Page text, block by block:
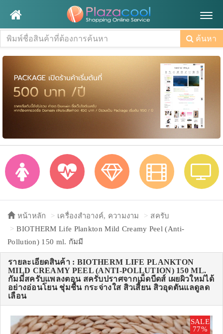
ค้นหา
หน้าหลัก เครื่องสำอางค์, ความงาม
สครับ
BIOTHERM Life Plankton Mild Creamy Peel (Anti-
Pollution) 150 ml. กัมมี
รายละเอียดสินค้า : BIOTHERM LIFE PLANKTON
MILD CREAMY PEEL (ANTI-POLLUTION) 150 ML.
กัมมี่สครับแพลงตอน สครับปราศจากเม็ดบีดส์ เผยผิวใหม่ได้
อย่างอ่อนโยน ชุ่มชื้น กระจ่างใส สิวเสี้ยน สิวอุดตันแลดูลด
เลือน
SALE
77%